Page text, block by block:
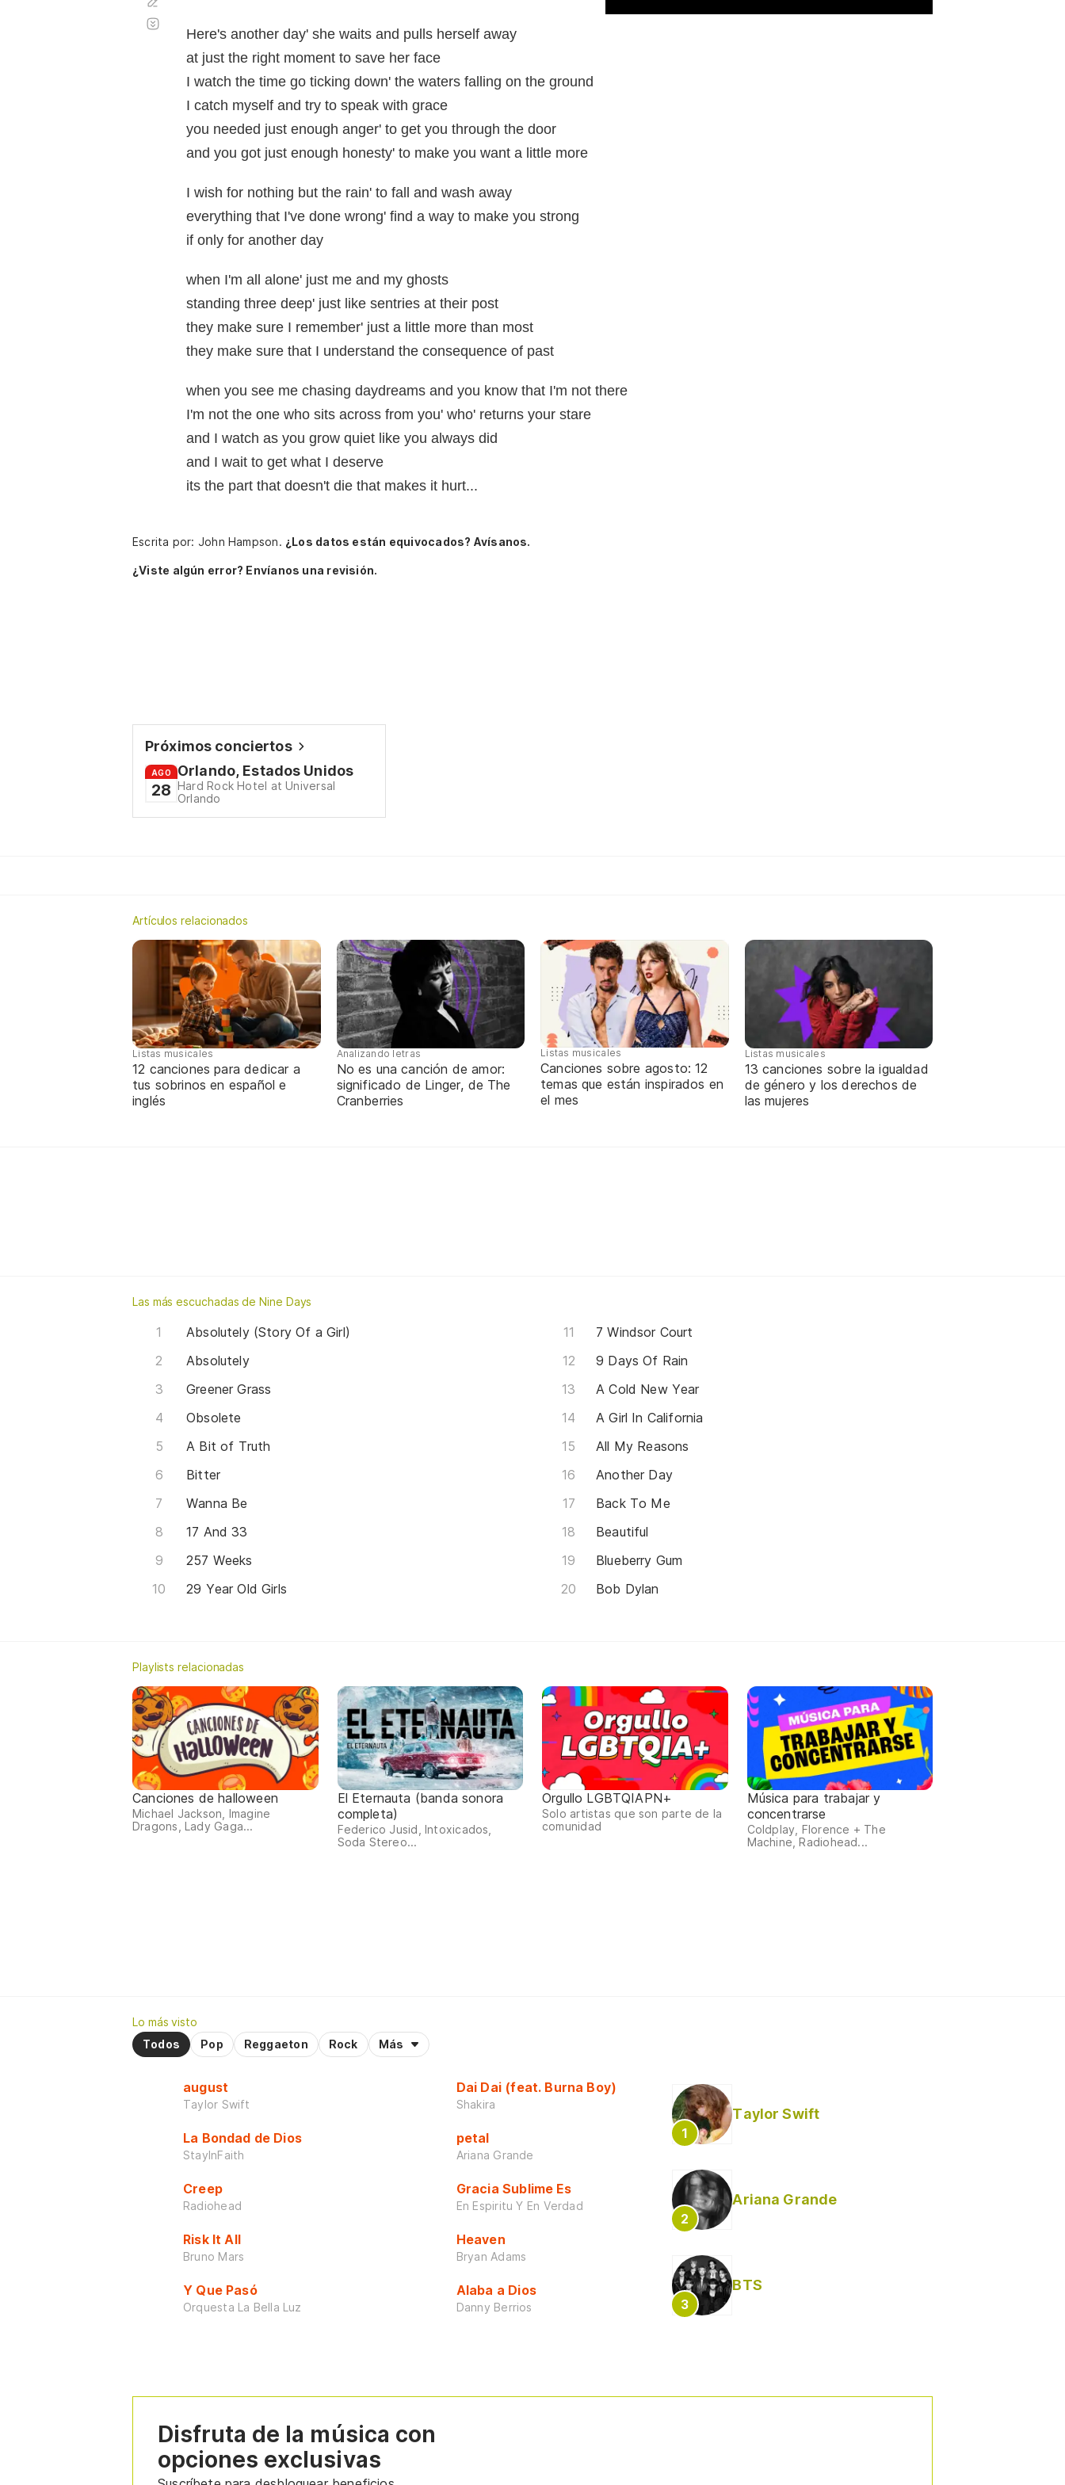
Here's another day' she waits and pulls herself away
at just the right moment to save her face
I watch the time go ticking down' the waters falling on the ground
I catch myself and try to speak with grace
you needed just enough anger' to get you through the door
and you got just enough honesty' to make you want a little more
I wish for nothing but the rain' to fall and wash away
everything that I've done wrong' find a way to make you strong
if only for another day
when I'm all alone' just me and my ghosts
standing three deep' just like sentries at their post
they make sure I remember' just a little more than most
they make sure that I understand the consequence of past
when you see me chasing daydreams and you know that I'm not there
I'm not the one who sits across from you' who' returns your stare
and I watch as you grow quiet like you always did
and I wait to get what I deserve
its the part that doesn't die that makes it hurt...
automático
Escrita por: John Hampson. ¿Los datos están equivocados? Avísanos.
¿Viste algún error? Envíanos una revisión.
Próximos conciertos
AGO
28
Orlando, Estados Unidos
Hard Rock Hotel at Universal
Orlando
Artículos relacionados
Listas musicales
12 canciones para dedicar a
tus sobrinos en español e
inglés
Analizando letras
No es una canción de amor:
significado de Linger, de The
Cranberries
Listas musicales
Canciones sobre agosto: 12
temas que están inspirados en
el mes
Listas musicales
13 canciones sobre la igualdad
de género y los derechos de
las mujeres
Las más escuchadas de Nine Days
Absolutely (Story Of a Girl)
Absolutely
Greener Grass
Obsolete
A Bit of Truth
Bitter
Wanna Be
17 And 33
257 Weeks
29 Year Old Girls
7 Windsor Court
9 Days Of Rain
A Cold New Year
A Girl In California
All My Reasons
Another Day
Back To Me
Beautiful
Blueberry Gum
Bob Dylan
Playlists relacionadas
Canciones de halloween
Michael Jackson, Imagine
Dragons, Lady Gaga...
El Eternauta (banda sonora
completa)
Federico Jusid, Intoxicados,
Soda Stereo...
Orgullo LGBTQIAPN+
Solo artistas que son parte de la
comunidad
Música para trabajar y
concentrarse
Coldplay, Florence + The
Machine, Radiohead...
Lo más visto
Todos
Pop Reggaeton Rock Más
august
Taylor Swift
La Bondad de Dios
StayInFaith
Creep
Radiohead
Risk It All
Bruno Mars
Y Que Pasó
Orquesta La Bella Luz
Dai Dai (feat. Burna Boy)
Shakira
petal
Ariana Grande
Gracia Sublime Es
En Espiritu Y En Verdad
Heaven
Bryan Adams
Alaba a Dios
Danny Berrios
Taylor Swift
Ariana Grande
BTS
Disfruta de la música con
opciones exclusivas